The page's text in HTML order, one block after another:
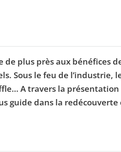
de plus près aux bénéfices
Sous le feu de l’industrie,
A travers la
guide dans la